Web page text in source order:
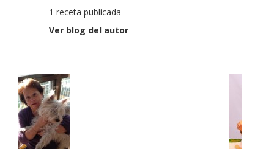
1 receta publicada
Ver blog del autor